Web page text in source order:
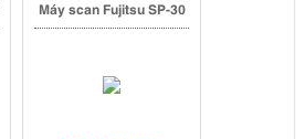
Máy scan Fujitsu SP-30